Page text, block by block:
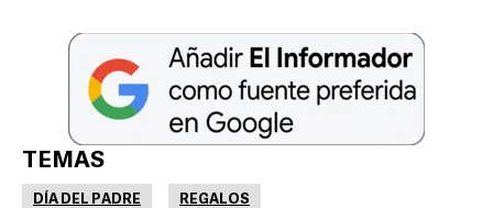
TEMAS
DÍA DEL PADRE REGALOS